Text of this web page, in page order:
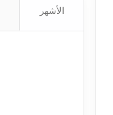
الأشهر